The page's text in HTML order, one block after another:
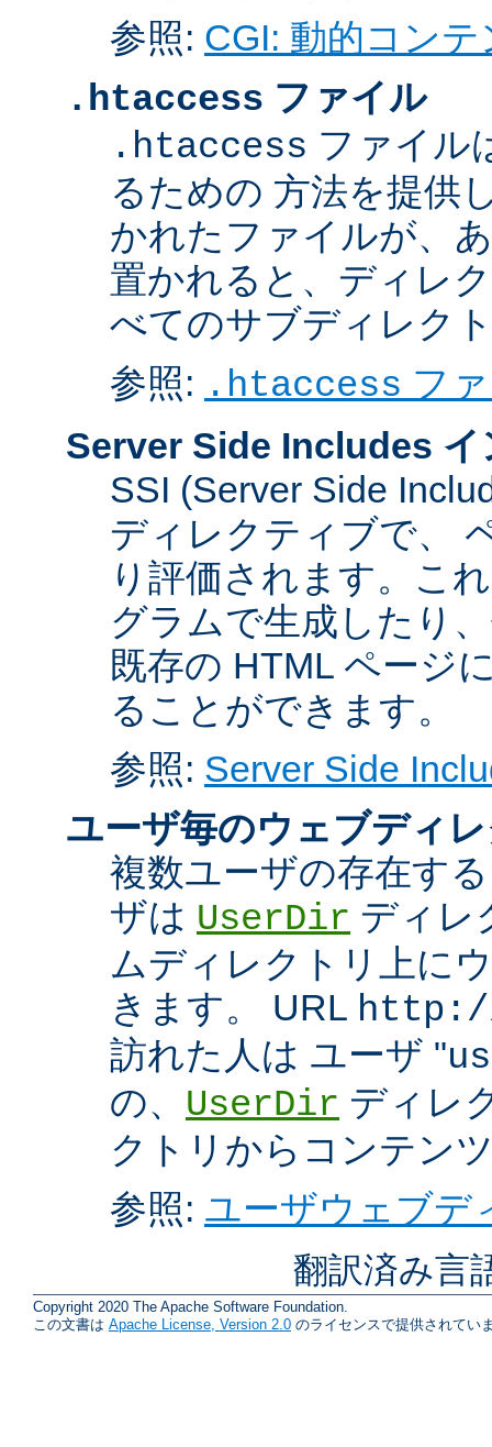
参照: CGI: 動的コンテ
.htaccess ファイル
.htaccess ファイル
るための 方法を提供
かれたファイルが、
置かれると、ディレ
べてのサブディレク
参照: .htaccess フ
Server Side Includes イ
SSI (Server Side
ディレクティブで、
り評価されます。こ
グラムで生成したり
既存の HTML ページ
ることができます。
参照: Server Side
ユーザ毎のウェブディ
複数ユーザの存在す
ザは UserDir ディレ
ムディレクトリ上に
きます。 URL http://
訪れた人は ユーザ "
の、 UserDir ディレ
クトリからコンテン
参照: ユーザウェブデ
翻訳済み言
Copyright 2020 The Apache Software Foundation.
この文書は Apache License, Version 2.0 のライセンスで提供されてい